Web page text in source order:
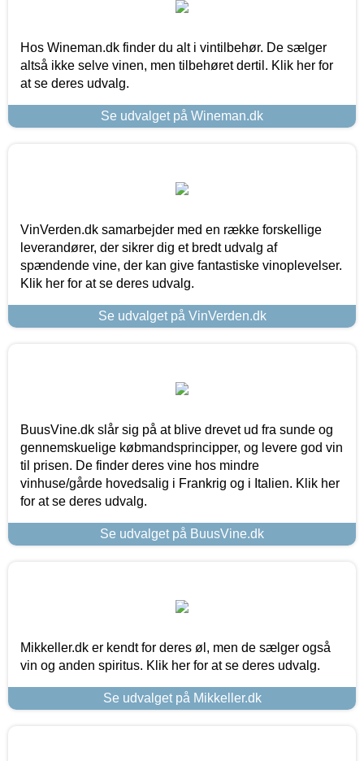
Hos Wineman.dk finder du alt i vintilbehør. De sælger
altså ikke selve vinen, men tilbehøret dertil. Klik her for
at se deres udvalg.
Se udvalget på Wineman.dk
VinVerden.dk samarbejder med en række forskellige
leverandører, der sikrer dig et bredt udvalg af
spændende vine, der kan give fantastiske vinoplevelser.
Klik her for at se deres udvalg.
Se udvalget på VinVerden.dk
BuusVine.dk slår sig på at blive drevet ud fra sunde og
gennemskuelige købmandsprincipper, og levere god vin
til prisen. De finder deres vine hos mindre
vinhuse/gårde hovedsalig i Frankrig og i Italien. Klik her
for at se deres udvalg.
Se udvalget på BuusVine.dk
Mikkeller.dk er kendt for deres øl, men de sælger også
vin og anden spiritus. Klik her for at se deres udvalg.
Se udvalget på Mikkeller.dk